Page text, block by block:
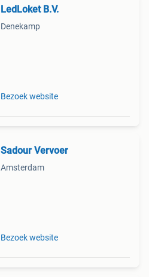
LedLoket B.V.
Denekamp
Bezoek website
Sadour Vervoer
Amsterdam
Bezoek website